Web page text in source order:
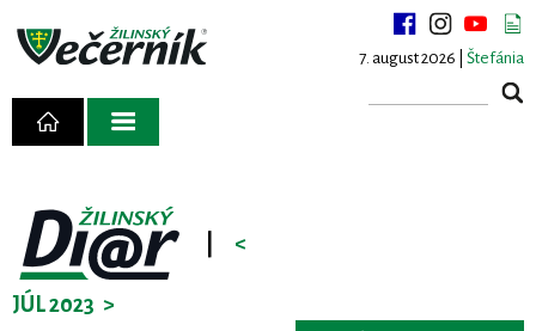
7. august 2026 | Štefánia
<
JÚL 2023 >